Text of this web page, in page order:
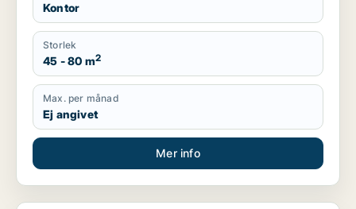
Kontor
Storlek
45 - 80 m2
Max. per månad
Ej angivet
Mer info